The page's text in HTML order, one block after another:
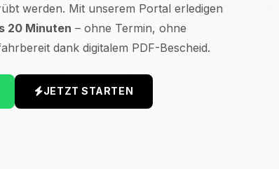
werden. Mit unserem Portal erledigen
20 Minuten – ohne Termin, ohne
dank digitalem PDF-Bescheid.
JETZT STARTEN